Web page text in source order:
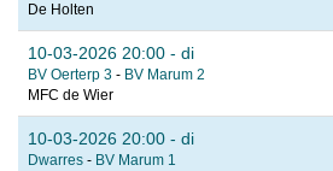
De Holten
10-03-2026 20:00 - di
BV Oerterp 3 - BV Marum 2
MFC de Wier
10-03-2026 20:00 - di
Dwarres - BV Marum 1